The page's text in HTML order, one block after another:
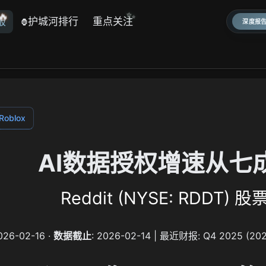
🦍护城河排行 重点关注
✨ 深度报
AI数据授权增速从七
Reddit (NYSE: RDDT) 股
02-16 · 数据截止: 2026-02-14 | 最近财报: Q4 2025